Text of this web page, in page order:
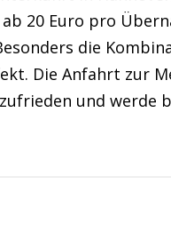
20 Euro pro
die
Die Anfahrt zur
und werde